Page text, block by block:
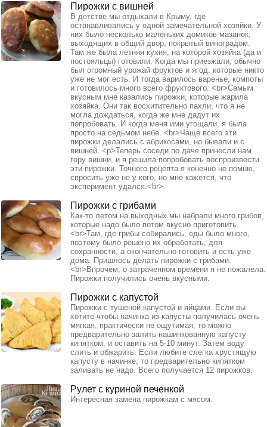
Пирожки с вишней
В детстве мы отдыхали в Крыму, где
останавливались у одной замечательной хозяйки. У
них было несколько маленьких домиков-мазанок,
выходящих в общий двор, покрытый виноградом.
Там же была летняя кухня, на которой хозяйка (да и
постояльцы) готовили. Когда мы приезжали, обычно
был огромный урожай фруктов и ягод, которые никто
уже не мог есть. И тогда варилось варенье, компоты
и готовилось много всего фруктового. <br>Самым
вкусным мне казались пирожки, которые жарила
хозяйка. Они так восхитительно пахли, что я не
могла дождаться, когда же мне дадут их
попробовать. И когда меня ими угощали, я была
просто на седьмом небе. <br>Чаще всего эти
пирожки делались с абрикосами, но бывали и с
вишней. <p>Теперь соседи по даче принесли нам
гору вишни, и я решила попробовать воспроизвести
эти пирожки. Точного рецепта я конечно не помню,
спросить уже не у кого, но мне кажется, что
эксперимент удался.<br>
Пирожки с грибами
Как-то летом на выходных мы набрали много грибов,
которые надо было потом вкусно приготовить.
<br>Там, где грибы собирались, еды было много,
поэтому было решено их обработать, для
сохранности, а окончательно готовить и есть уже
дома. Пришлось делать пирожки с грибами.
<br>Впрочем, о затраченном времени я не пожалела.
Пирожки получились очень вкусными.
Пирожки с капустой
Пирожки с тушеной капустой и яйцами. Если вы
хотите чтобы начинка из капусты получилась очень
мягкая, практически не ощутимая, то можно
предварительно залить нашинкованную капусту
кипятком, и оставить на 5-10 минут. Затем воду
слить и обжарить. Если любите слегка хрустящую
капусту в начинке, то предварительно кипятком
заливать не надо. Всего получается 12 пирожков.
Рулет с куриной печенкой
Интересная замена пирожкам с мясом.